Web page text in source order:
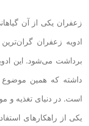
زعفران یکی از آن
ادویه زعفران
برداشت می‌شود. این
داشته که همین موضوع
است. در دنیای تغذیه و
یکی از راهکارهای